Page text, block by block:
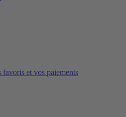
et vos paiements